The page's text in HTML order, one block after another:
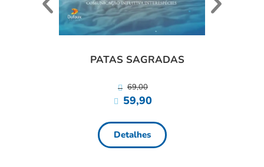
PATAS SAGRADAS
69,00
59,90
Detalhes